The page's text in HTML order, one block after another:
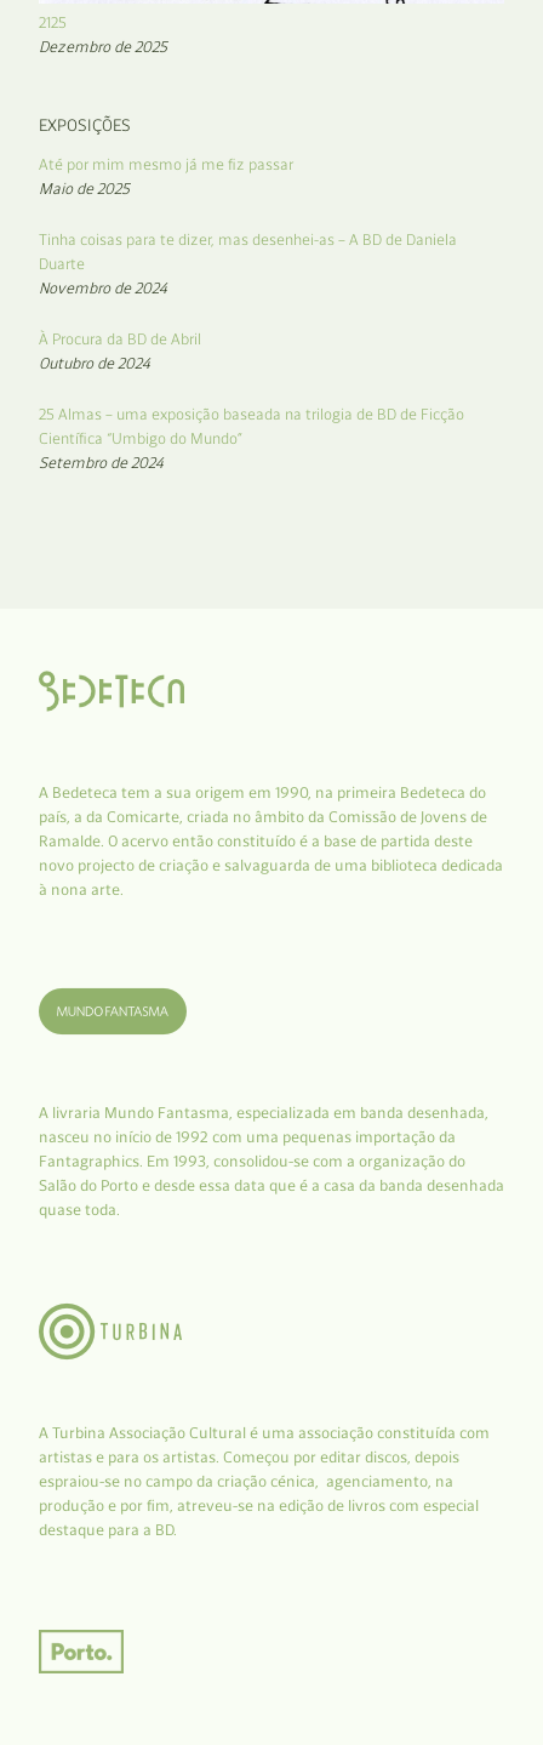
2125
Dezembro de 2025
EXPOSIÇÕES
Até por mim mesmo já me fiz passar
Maio de 2025
Tinha coisas para te dizer, mas desenhei-as – A BD de Daniela
Duarte
Novembro de 2024
À Procura da BD de Abril
Outubro de 2024
25 Almas – uma exposição baseada na trilogia de BD de Ficção
Científica “Umbigo do Mundo”
Setembro de 2024
A Bedeteca tem a sua origem em 1990, na primeira Bedeteca do
país, a da Comicarte, criada no âmbito da Comissão de Jovens de
Ramalde. O acervo então constituído é a base de partida deste
novo projecto de criação e salvaguarda de uma biblioteca dedicada
à nona arte.
A livraria Mundo Fantasma, especializada em banda desenhada,
nasceu no início de 1992 com uma pequenas importação da
Fantagraphics. Em 1993, consolidou-se com a organização do
Salão do Porto e desde essa data que é a casa da banda desenhada
quase toda.
A Turbina Associação Cultural é uma associação constituída com
artistas e para os artistas. Começou por editar discos, depois
espraiou-se no campo da criação cénica, agenciamento, na
produção e por fim, atreveu-se na edição de livros com especial
destaque para a BD.